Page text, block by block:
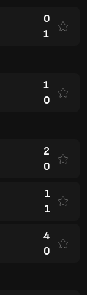
0
1
1
0
2
0
1
1
4
0